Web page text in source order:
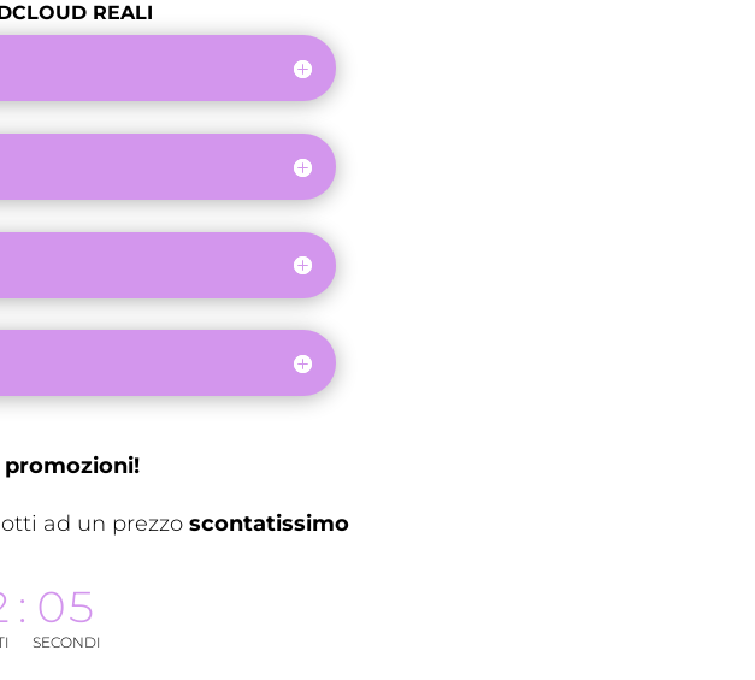
REALI
ad un prezzoscontatissimo
: 04
SECONDI